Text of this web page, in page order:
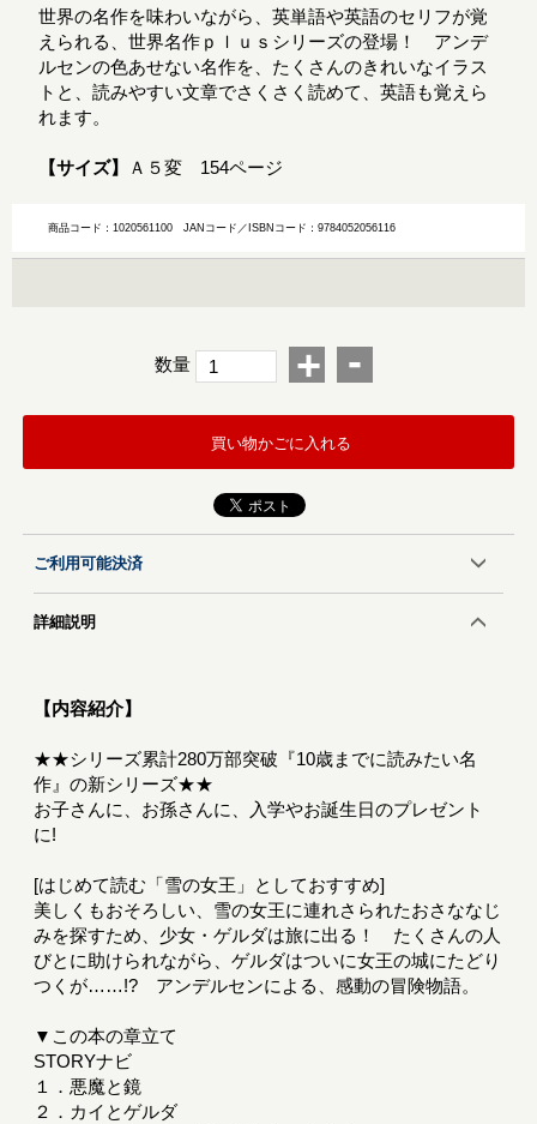
世界の名作を味わいながら、英単語や英語のセリフが覚
えられる、世界名作ｐｌｕｓシリーズの登場！ アンデ
ルセンの色あせない名作を、たくさんのきれいなイラス
トと、読みやすい文章でさくさく読めて、英語も覚えら
れます。
【サイズ】 Ａ５変 154ページ
商品コード：1020561100JANコード／ISBNコード：9784052056116
数量 + -
買い物かごに入れる
ご利用可能決済
詳細説明
【内容紹介】
★★シリーズ累計280万部突破『10歳までに読みたい名
作』の新シリーズ★★
お子さんに、お孫さんに、入学やお誕生日のプレゼント
に!
[はじめて読む「雪の女王」としておすすめ]
美しくもおそろしい、雪の女王に連れさられたおさななじ
みを探すため、少女・ゲルダは旅に出る！ たくさんの人
びとに助けられながら、ゲルダはついに女王の城にたどり
つくが……!? アンデルセンによる、感動の冒険物語。
▼この本の章立て
STORYナビ
１．悪魔と鏡
２．カイとゲルダ